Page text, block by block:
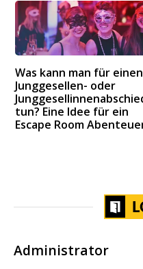
Was kann man für einen
Junggesellen- oder
tun? Eine Idee für ein
Escape Room
Administrator